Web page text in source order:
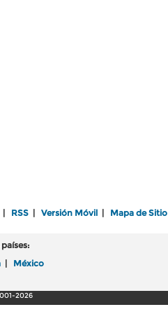
RSS Versión Móvil Mapa de Sitio
México
2026